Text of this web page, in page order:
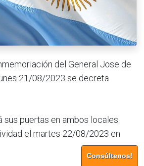
del General Jose de
21/08/2023 se decreta
sus puertas en ambos locales.
el martes 22/08/2023 en
Consúltenos!